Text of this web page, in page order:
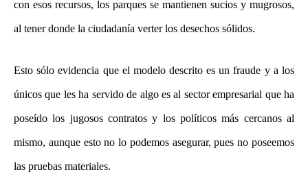
con esos recursos, los parques se mantienen sucios y mugrosos,
al tener donde la ciudadanía verter los desechos sólidos.
Esto sólo evidencia que el modelo descrito es un fraude y a los
únicos que les ha servido de algo es al sector empresarial que ha
poseído los jugosos contratos y los políticos más cercanos al
mismo, aunque esto no lo podemos asegurar, pues no poseemos
las pruebas materiales.